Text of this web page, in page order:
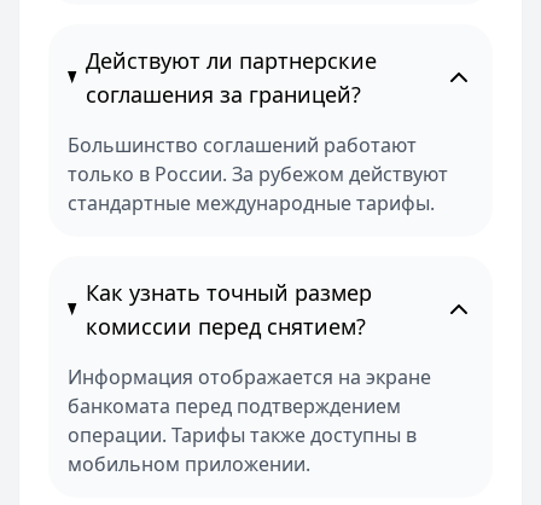
Действуют ли партнерские
соглашения за границей?
Большинство соглашений работают
только в России. За рубежом действуют
стандартные международные тарифы.
Как узнать точный размер
комиссии перед снятием?
Информация отображается на экране
банкомата перед подтверждением
операции. Тарифы также доступны в
мобильном приложении.